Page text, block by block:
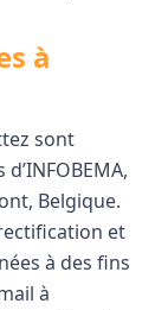
à
sont
Belgique.
et
à des fins
à